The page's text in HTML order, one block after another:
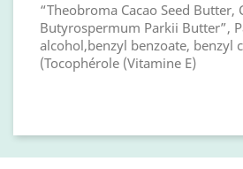
“Theobroma Cacao Seed Butter,
Butyrospermum Parkii Butter”,
alcohol,benzyl benzoate, benzyl
(Tocophérole (Vitamine E)